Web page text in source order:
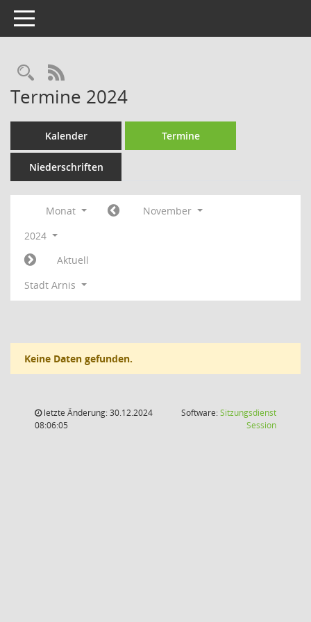
Toggle navigation
Rechercheauswahl
RSS-Feed
Termine 2024
Kalender Termine
Niederschriften
Monat
November
2024
Aktuell
Stadt Arnis
Keine Daten gefunden.
letzte Änderung: 30.12.2024
08:06:05
Software:Sitzungsdienst
Session(Wird in